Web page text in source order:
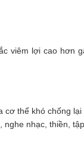
viêm lợi cao hơn
cơ thể khó chống
nhạc, thiền,